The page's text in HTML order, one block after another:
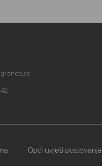
Opći uvjeti poslovanja